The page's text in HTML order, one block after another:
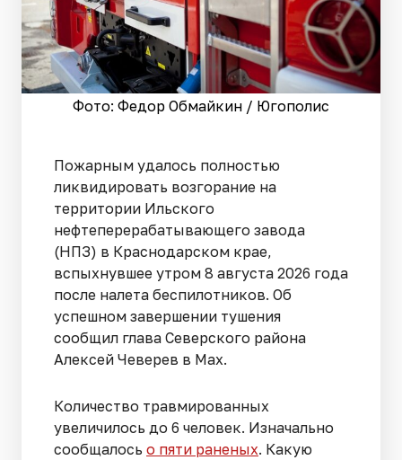
Фото: Федор Обмайкин / Югополис
Пожарным удалось полностью
ликвидировать возгорание на
территории Ильского
нефтеперерабатывающего завода
(НПЗ) в Краснодарском крае,
вспыхнувшее утром 8 августа 2026 года
после налета беспилотников. Об
успешном завершении тушения
сообщил глава Северского района
Алексей Чеверев в Max.
Количество травмированных
увеличилось до 6 человек. Изначально
сообщалось о пяти раненых. Какую